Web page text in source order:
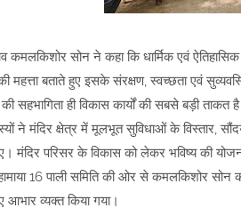
कमलकिशोर सोन ने कहा कि धार्मिक एवं
महत्ता बताते हुए इसके संरक्षण, स्वच्छता एवं
सहभागिता ही विकास कार्यों की सबसे बड़ी ताकत
ने मंदिर क्षेत्र में मूलभूत सुविधाओं के विस्तार,
मंदिर परिसर के विकास को लेकर भविष्य की
16 पाली समिति की ओर से कमलकिशोर सोन
आभार व्यक्त किया गया।